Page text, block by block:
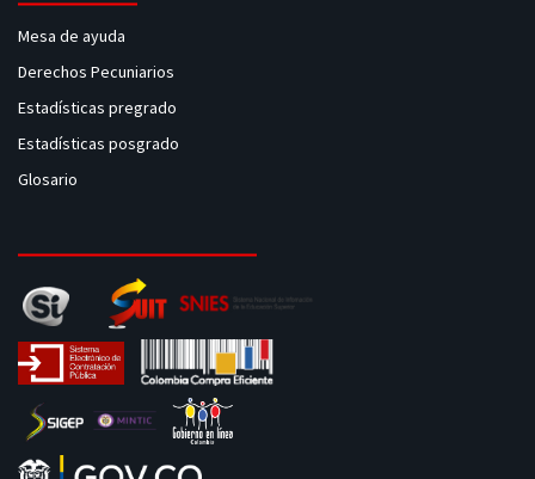
Mesa de ayuda
Derechos Pecuniarios
Estadísticas pregrado
Estadísticas posgrado
Glosario